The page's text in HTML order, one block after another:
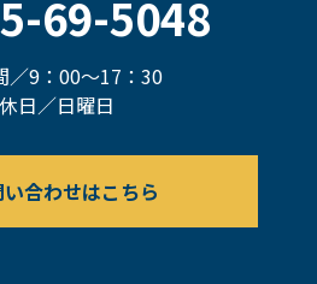
69-5048
／9：00～17：30
日／日曜日
合わせはこちら